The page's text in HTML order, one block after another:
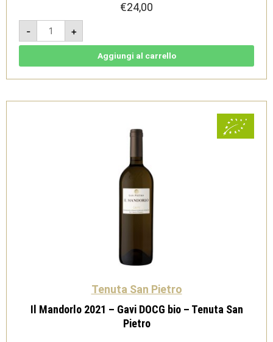
€24,00
-
Il
Mandorlo
2020
-
-
Pietro
+
Aggiungi al carrello
Tenuta San Pietro
Il Mandorlo 2021 – Gavi DOCG bio – Tenuta San
Pietro